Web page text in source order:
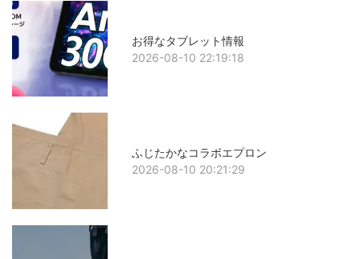
お得なタブレット情報
2026-08-10 22:19:18
ふじたかなコラボエプロン
2026-08-10 20:21:29